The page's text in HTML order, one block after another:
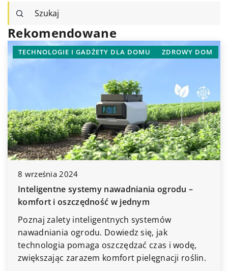
Rekomendowane
TECHNOLOGIE I GADŻETY DLA DOMU ZDROWY DOM
8 września 2024
Inteligentne systemy nawadniania ogrodu –
komfort i oszczędność w jednym
Poznaj zalety inteligentnych systemów
nawadniania ogrodu. Dowiedz się, jak
technologia pomaga oszczędzać czas i wodę,
zwiększając zarazem komfort pielęgnacji roślin.